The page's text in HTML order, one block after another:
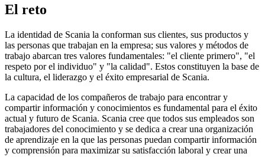
El reto
La identidad de Scania la conforman sus clientes, sus productos y
las personas que trabajan en la empresa; sus valores y métodos de
trabajo abarcan tres valores fundamentales: "el cliente primero", "el
respeto por el individuo" y "la calidad". Estos constituyen la base de
la cultura, el liderazgo y el éxito empresarial de Scania.
La capacidad de los compañeros de trabajo para encontrar y
compartir información y conocimientos es fundamental para el éxito
actual y futuro de Scania. Scania cree que todos sus empleados son
trabajadores del conocimiento y se dedica a crear una organización
de aprendizaje en la que las personas puedan compartir información
y comprensión para maximizar su satisfacción laboral y crear una